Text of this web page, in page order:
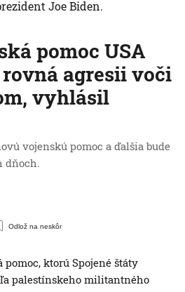
pomoc USA
agresii voči
vyhlásil
vojenskú pomoc a ďalšia bude
dňoch.
Odlož na neskôr
Joe Biden.
pomoc, ktorú Spojené štáty
palestínskeho militantného